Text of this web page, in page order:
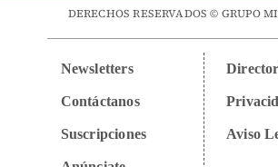
DERECHOS RESERVADOS © GRUPO
Newsletters
Contáctanos
Suscripciones Aviso